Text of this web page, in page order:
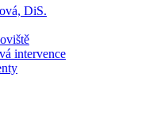
DiS.
intervence